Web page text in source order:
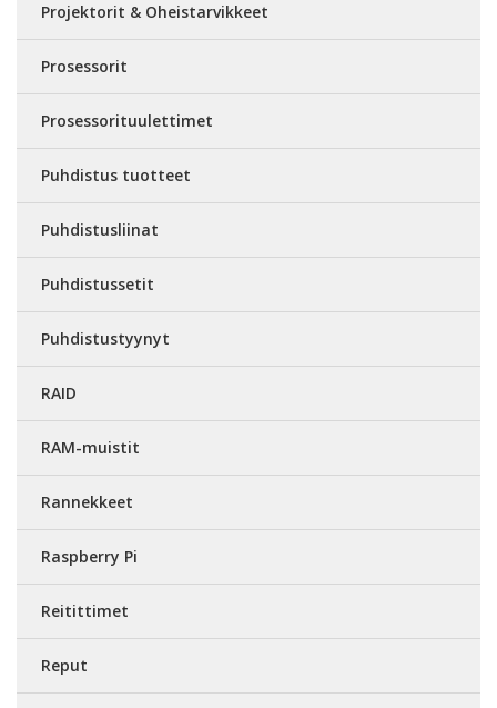
Projektorit & Oheistarvikkeet
Prosessorit
Prosessorituulettimet
Puhdistus tuotteet
Puhdistusliinat
Puhdistussetit
Puhdistustyynyt
RAID
RAM-muistit
Rannekkeet
Raspberry Pi
Reitittimet
Reput